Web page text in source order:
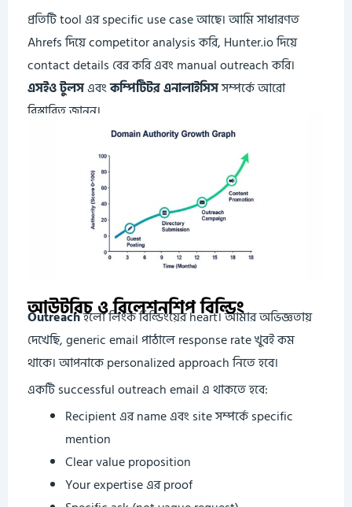
প্রতিটি tool এর specific use case আছে। আমি সাধারণত
Ahrefs দিয়ে competitor analysis করি, Hunter.io দিয়ে
contact details বের করি এবং manual outreach করি।
এসইও টুলসএবংকম্পিটিটর এনালাইসিসসম্পর্কে আরো
বিস্তারিত জানুন।
আউটরিচ ও রিলেশনশিপ বিল্ডিং
Outreachহলো লিংক বিল্ডিংয়ের heart। আমার অভিজ্ঞতায়
দেখেছি, generic email পাঠালে response rate খুবই কম
থাকে। আপনাকে personalized approach নিতে হবে।
একটি successful outreach email এ থাকতে হবে:
Recipient এর name এবং site সম্পর্কে specific
mention
Clear value proposition
Your expertise এর proof